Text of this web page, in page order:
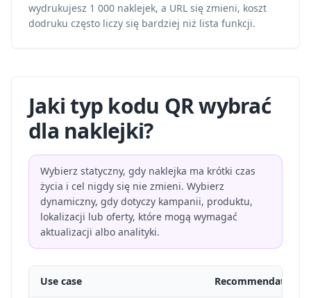
wydrukujesz 1 000 naklejek, a URL się zmieni, koszt
dodruku często liczy się bardziej niż lista funkcji.
Jaki typ kodu QR wybrać
dla naklejki?
Wybierz statyczny, gdy naklejka ma krótki czas
życia i cel nigdy się nie zmieni. Wybierz
dynamiczny, gdy dotyczy kampanii, produktu,
lokalizacji lub oferty, które mogą wymagać
aktualizacji albo analityki.
Use case Recommendation